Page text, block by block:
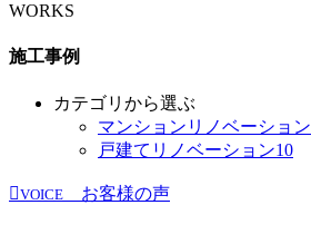
WORKS
施工事例
カテゴリから選ぶ
マンションリノベーション
戸建てリノベーション10
VOICE お客様の声